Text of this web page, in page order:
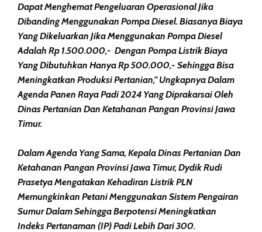
Dapat Menghemat Pengeluaran Operasional Jika
Dibanding Menggunakan Pompa Diesel. Biasanya Biaya
Yang Dikeluarkan Jika Menggunakan Pompa Diesel
Adalah Rp 1.500.000,- Dengan Pompa Listrik Biaya
Yang Dibutuhkan Hanya Rp 500.000,- Sehingga Bisa
Meningkatkan Produksi Pertanian,” Ungkapnya Dalam
Agenda Panen Raya Padi 2024 Yang Diprakarsai Oleh
Dinas Pertanian Dan Ketahanan Pangan Provinsi Jawa
Timur.
Dalam Agenda Yang Sama, Kepala Dinas Pertanian Dan
Ketahanan Pangan Provinsi Jawa Timur, Dydik Rudi
Prasetya Mengatakan Kehadiran Listrik PLN
Memungkinkan Petani Menggunakan Sistem Pengairan
Sumur Dalam Sehingga Berpotensi Meningkatkan
Indeks Pertanaman (IP) Padi Lebih Dari 300.